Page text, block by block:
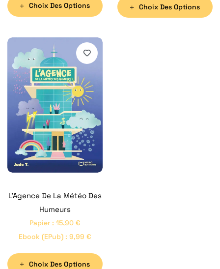
Choix Des Options Choix Des Options
L’Agence De La Météo Des
Humeurs
Papier : 15,90 €
Ebook (ePub) : 9,99 €
Choix Des Options